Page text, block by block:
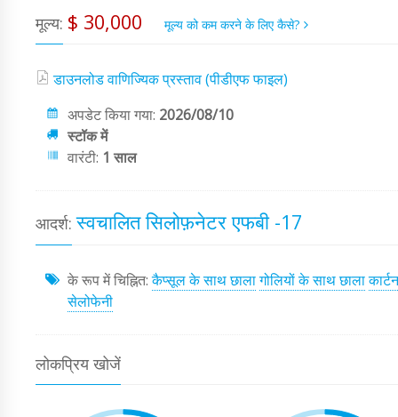
मूल्य: $ 30,000 मूल्य को कम करने के लिए कैसे?
डाउनलोड वाणिज्यिक प्रस्ताव (पीडीएफ फाइल)
अपडेट किया गया: 2026/08/10
स्टॉक में
वारंटी: 1 साल
आदर्श: स्वचालित सिलोफ़नेटर एफबी -17
के रूप में चिह्नित:कैप्सूल के साथ छालागोलियों के साथ छाला
सेलोफेनी
लोकप्रिय खोजें